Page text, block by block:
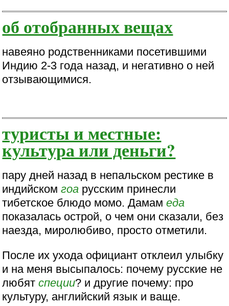
об отобранных вещах
навеяно родственниками посетившими
Индию 2-3 года назад, и негативно о ней
отзывающимися.
туристы и местные:
культура или деньги?
пару дней назад в непальском рестике в
индийскомгоа русским принесли
тибетское блюдо момо. Дамамеда
показалась острой, о чем они сказали, без
наезда, миролюбиво, просто отметили.
После их ухода официант отклеил улыбку
и на меня высыпалось: почему русские не
любятспеции? и другие почему: про
культуру, английский язык и ваще.